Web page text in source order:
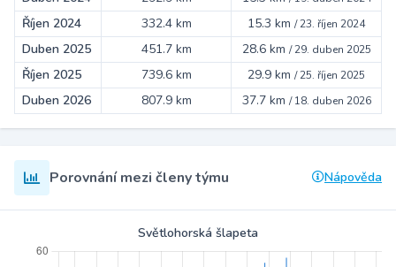
Říjen 2024 332.4 km 15.3 km /23. říjen 2024
Duben 2025 451.7 km 28.6 km /29. duben 2025
Říjen 2025 739.6 km 29.9 km /25. říjen 2025
Duben 2026 807.9 km 37.7 km /18. duben 2026
Porovnání mezi členy týmu Nápověda
Světlohorská šlapeta